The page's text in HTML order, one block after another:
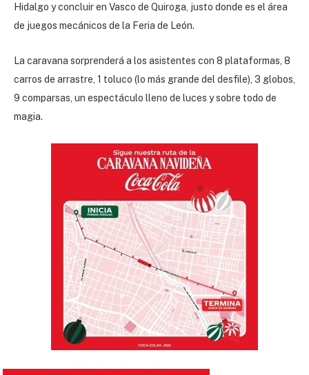
Hidalgo y concluir en Vasco de Quiroga, justo donde es el área
de juegos mecánicos de la Feria de León.
La caravana sorprenderá a los asistentes con 8 plataformas, 8
carros de arrastre, 1 toluco (lo más grande del desfile), 3 globos,
9 comparsas, un espectáculo lleno de luces y sobre todo de
magia.